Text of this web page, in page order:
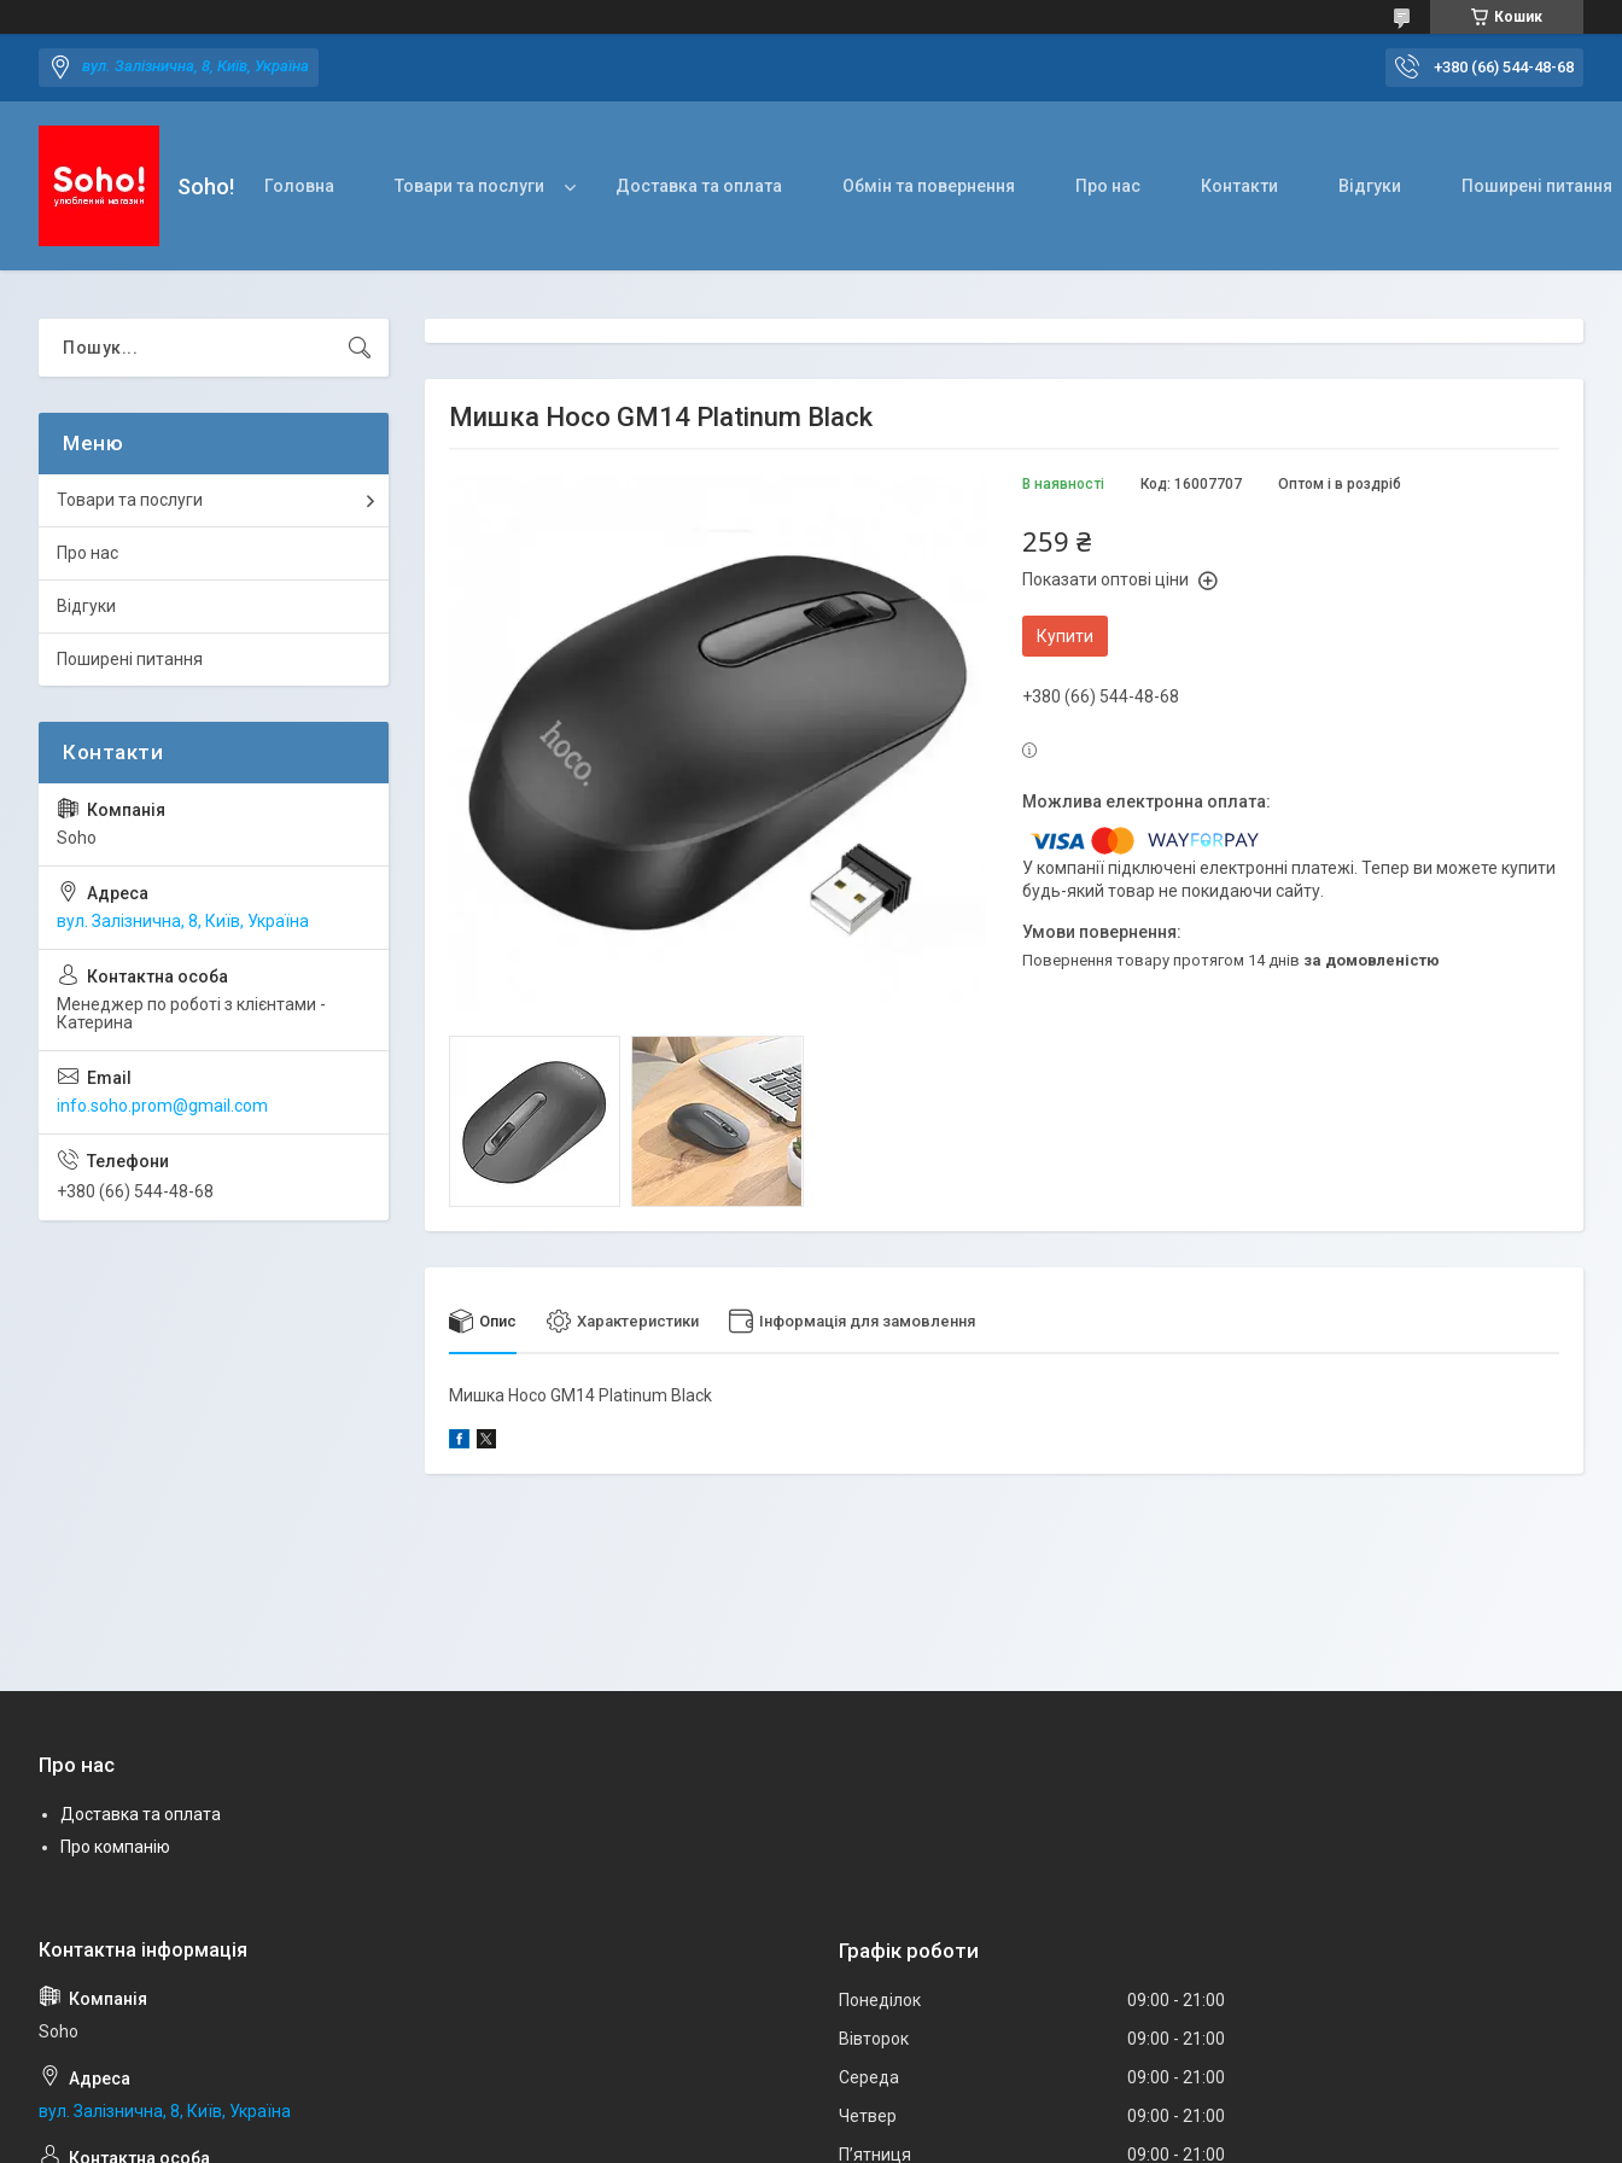
Кошик
вул. Залізнична, 8, Київ, Україна +380 (66) 544-48-68
Soho! Головна Товари та послуги Доставка та оплата Обмін та повернення Про нас Контакти Відгуки Поширені питання
Мишка Hoco GM14 Platinum Black
В наявності Оптом і в роздріб
Код: 16007707
259 ₴
Показати оптові ціни
Купити
+380 (66) 544-48-68
У компанії підключені електронні платежі. Тепер ви можете купити
будь-який товар не покидаючи сайту.
повернення товару протягом 14 днів за домовленістю
Опис Характеристики Інформація для замовлення
Мишка Hoco GM14 Platinum Black
Товари та послуги
Про нас
Відгуки
Поширені питання
Soho
вул. Залізнична, 8, Київ, Україна
Менеджер по роботі з клієнтами -
Катерина
info.soho.prom@gmail.com
+380 (66) 544-48-68
Про нас
Доставка та оплата
Про компанію
Soho
вул. Залізнична, 8, Київ, Україна
Графік роботи
Понеділок 09:00
21:00
Вівторок
09:00
21:00
Середа
09:00
21:00
Четвер
09:00
21:00
Пʼятниця
09:00 21:00